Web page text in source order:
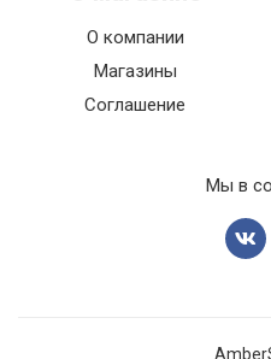
О компании
Магазины
Соглашение
Мы в